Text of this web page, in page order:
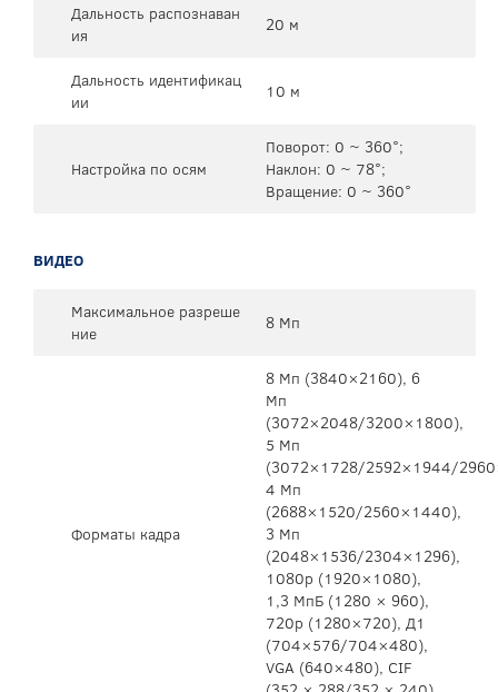
Дальность распознаван
ия
20 м
Дальность идентификац
ии
10 м
Настройка по осям
Поворот: 0 ~ 360°;
Наклон: 0 ~ 78°;
Вращение: 0 ~ 360°
ВИДЕО
Максимальное разреше
ние
8 Мп
Форматы кадра
8 Мп (3840×2160), 6
Мп
(3072×2048/3200×1800),
5 Мп
(3072×1728/2592×1944/
4 Мп
(2688×1520/2560×1440),
3 Мп
(2048×1536/2304×1296),
1080р (1920×1080),
1,3 МпБ (1280 × 960),
720p (1280×720), Д1
(704×576/704×480),
VGA (640×480), CIF